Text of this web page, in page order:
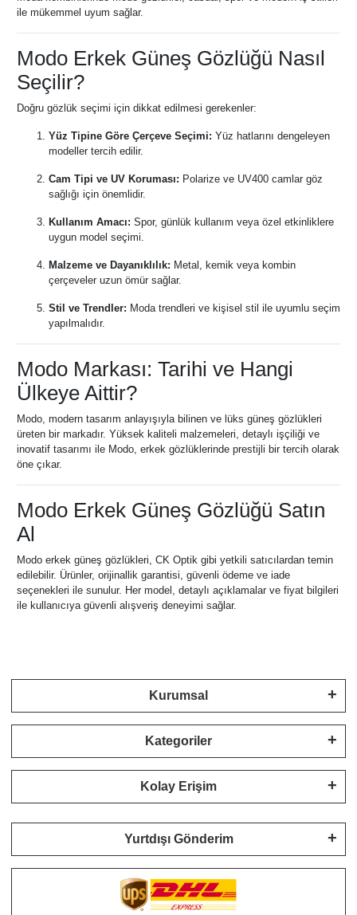
ile mükemmel uyum sağlar.
Modo Erkek Güneş Gözlüğü Nasıl
Seçilir?
Doğru gözlük seçimi için dikkat edilmesi gerekenler:
Yüz Tipine Göre Çerçeve Seçimi: Yüz hatlarını dengeleyen
modeller tercih edilir.
Cam Tipi ve UV Koruması: Polarize ve UV400 camlar göz
sağlığı için önemlidir.
Kullanım Amacı: Spor, günlük kullanım veya özel etkinliklere
uygun model seçimi.
Malzeme ve Dayanıklılık: Metal, kemik veya kombin
çerçeveler uzun ömür sağlar.
Stil ve Trendler: Moda trendleri ve kişisel stil ile uyumlu seçim
yapılmalıdır.
Modo Markası: Tarihi ve Hangi
Ülkeye Aittir?
Modo, modern tasarım anlayışıyla bilinen ve lüks güneş gözlükleri
üreten bir markadır. Yüksek kaliteli malzemeleri, detaylı işçiliği ve
inovatif tasarımı ile Modo, erkek gözlüklerinde prestijli bir tercih olarak
öne çıkar.
Modo Erkek Güneş Gözlüğü Satın
Al
Modo erkek güneş gözlükleri, CK Optik gibi yetkili satıcılardan temin
edilebilir. Ürünler, orijinallik garantisi, güvenli ödeme ve iade
seçenekleri ile sunulur. Her model, detaylı açıklamalar ve fiyat bilgileri
ile kullanıcıya güvenli alışveriş deneyimi sağlar.
Kurumsal
Kategoriler
Kolay Erişim
Yurtdışı Gönderim